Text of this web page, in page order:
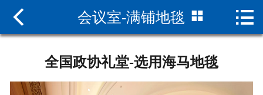
 网站首页
 会议室-满铺地毯  
全国政协礼堂-选用海马地毯